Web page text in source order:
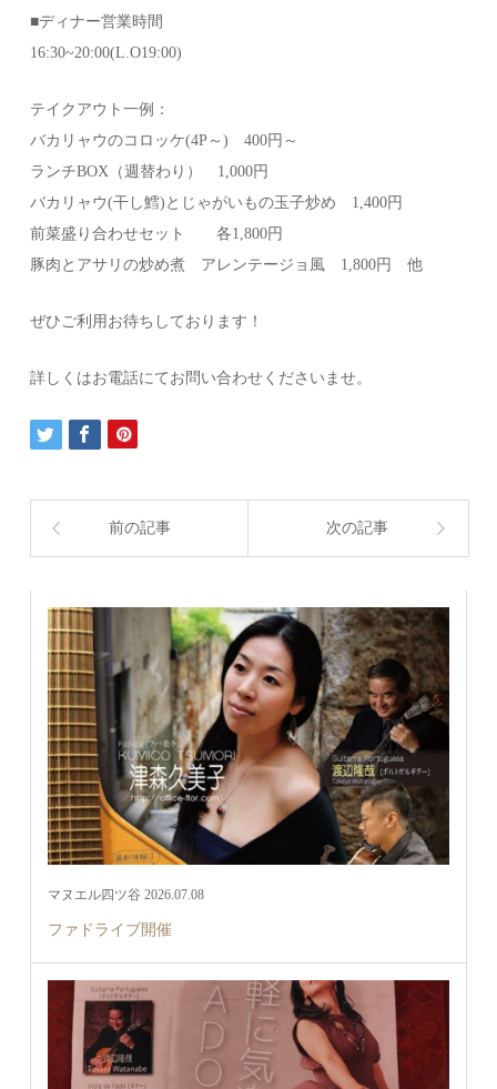
■ディナー営業時間
16:30~20:00(L.O19:00)
テイクアウト一例：
バカリャウのコロッケ(4P～) 400円～
ランチBOX（週替わり） 1,000円
バカリャウ(干し鱈)とじゃがいもの玉子炒め 1,400円
前菜盛り合わせセット 各1,800円
豚肉とアサリの炒め煮 アレンテージョ風 1,800円 他
ぜひご利用お待ちしております！
詳しくはお電話にてお問い合わせくださいませ。
前の記事 次の記事
マヌエル四ツ谷 2026.07.08
ファドライブ開催